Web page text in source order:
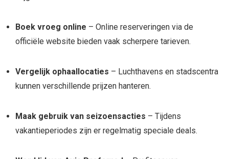
Boek vroeg online – Online reserveringen via de
officiële website bieden vaak scherpere tarieven.
Vergelijk ophaallocaties – Luchthavens en stadscentra
kunnen verschillende prijzen hanteren.
Maak gebruik van seizoensacties – Tijdens
vakantieperiodes zijn er regelmatig speciale deals.